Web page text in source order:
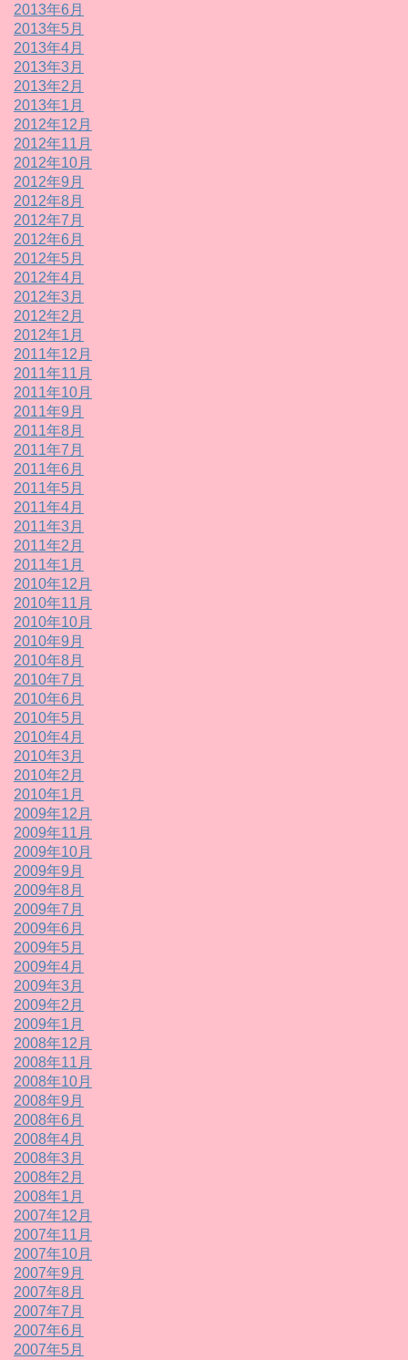
2013年6月
2013年5月
2013年4月
2013年3月
2013年2月
2013年1月
2012年12月
2012年11月
2012年10月
2012年9月
2012年8月
2012年7月
2012年6月
2012年5月
2012年4月
2012年3月
2012年2月
2012年1月
2011年12月
2011年11月
2011年10月
2011年9月
2011年8月
2011年7月
2011年6月
2011年5月
2011年4月
2011年3月
2011年2月
2011年1月
2010年12月
2010年11月
2010年10月
2010年9月
2010年8月
2010年7月
2010年6月
2010年5月
2010年4月
2010年3月
2010年2月
2010年1月
2009年12月
2009年11月
2009年10月
2009年9月
2009年8月
2009年7月
2009年6月
2009年5月
2009年4月
2009年3月
2009年2月
2009年1月
2008年12月
2008年11月
2008年10月
2008年9月
2008年6月
2008年4月
2008年3月
2008年2月
2008年1月
2007年12月
2007年11月
2007年10月
2007年9月
2007年8月
2007年7月
2007年6月
2007年5月